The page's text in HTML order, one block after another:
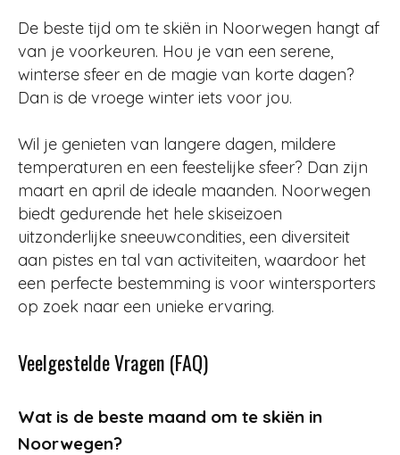
De beste tijd om te skiën in Noorwegen hangt af
van je voorkeuren. Hou je van een serene,
winterse sfeer en de magie van korte dagen?
Dan is de vroege winter iets voor jou.
Wil je genieten van langere dagen, mildere
temperaturen en een feestelijke sfeer? Dan zijn
maart en april de ideale maanden. Noorwegen
biedt gedurende het hele skiseizoen
uitzonderlijke sneeuwcondities, een diversiteit
aan pistes en tal van activiteiten, waardoor het
een perfecte bestemming is voor wintersporters
op zoek naar een unieke ervaring.
Veelgestelde Vragen (FAQ)
Wat is de beste maand om te skiën in
Noorwegen?